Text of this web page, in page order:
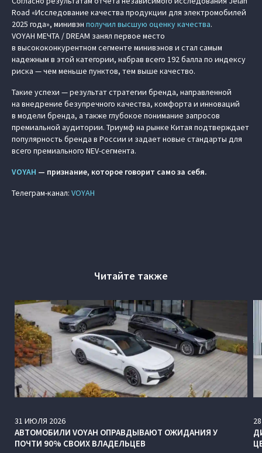
Road «Исследование качества продукции для электромобилей
2025 года», минивэн получил высшую оценку качества.
VOYAH МЕЧТА / DREAM занял первое место
в высококонкурентном сегменте минивэнов и стал самым
надежным в этой категории, набрав всего 192 балла по индексу
риска — чем меньше пунктов, тем выше качество.
Такие успехи — результат стратегии бренда, направленной
на внедрение безупречного качества, комфорта и инноваций
в модели бренда, а также глубокое понимание запросов
премиальной аудитории. Триумф на рынке Китая подтверждает
популярность бренда в России и задает новые стандарты для
всего премиального NEV-сегмента.
VOYAH — признание, которое говорит само за себя.
Телеграм-канал: VOYAH
Читайте также
31 ИЮЛЯ 2026
АВТОМОБИЛИ VOYAH ОПРАВДЫВАЮТ ОЖИДАНИЯ У
ПОЧТИ 90% СВОИХ ВЛАДЕЛЬЦЕВ
28